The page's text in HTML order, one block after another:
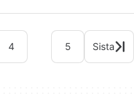
4 5 Sista